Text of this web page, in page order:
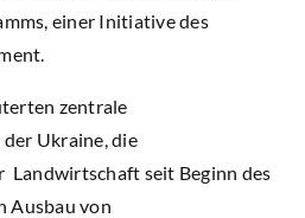
einer Initiative des
zentrale
Ukraine, die
Landwirtschaft seit Beginn des
Ausbau von